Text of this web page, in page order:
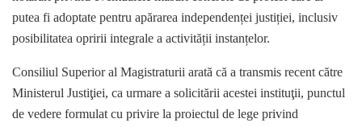
putea fi adoptate pentru apărarea independenței justiției, inclusiv
posibilitatea opririi integrale a activității instanțelor.
Consiliul Superior al Magistraturii arată că a transmis recent către
Ministerul Justiţiei, ca urmare a solicitării acestei instituţii, punctul
de vedere formulat cu privire la proiectul de lege privind